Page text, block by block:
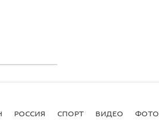
РОССИЯ СПОРТ ВИДЕО ФОТО